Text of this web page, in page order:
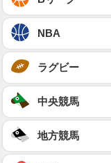
NBA
ラグビー
中央競馬
地方競馬